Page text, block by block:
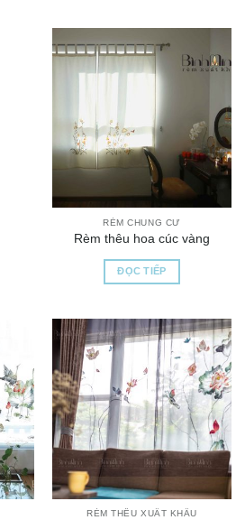
RÈM CHUNG CƯ
Rèm thêu hoa cúc vàng
ĐỌC TIẾP
RÈM THÊU XUẤT KHẨU